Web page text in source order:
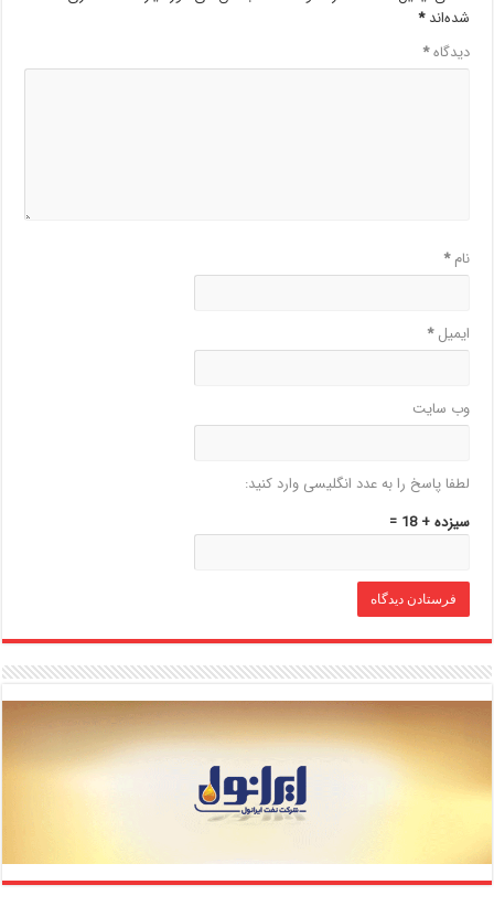
شده‌اند*
دیدگاه*
نام*
ایمیل*
وب‌ سایت
لطفا پاسخ را به عدد انگلیسی وارد کنید:
سیزده + 18 =